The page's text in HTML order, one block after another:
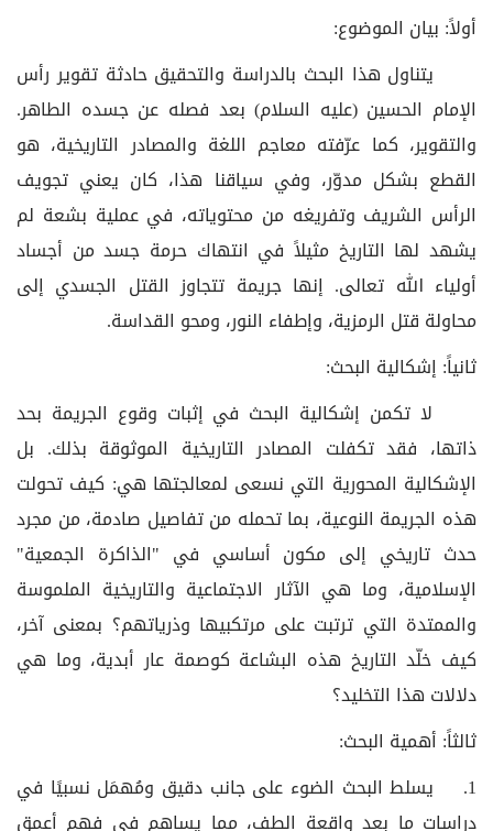
أولاً: بيان الموضوع:
يتناول هذا البحث بالدراسة والتحقيق حادثة تقوير رأس
الإمام الحسين (عليه السلام) بعد فصله عن جسده الطاهر.
والتقوير، كما عرّفته معاجم اللغة والمصادر التاريخية، هو
القطع بشكل مدوّر، وفي سياقنا هذا، كان يعني تجويف
الرأس الشريف وتفريغه من محتوياته، في عملية بشعة لم
يشهد لها التاريخ مثيلاً في انتهاك حرمة جسد من أجساد
أولياء الله تعالى. إنها جريمة تتجاوز القتل الجسدي إلى
محاولة قتل الرمزية، وإطفاء النور، ومحو القداسة.
ثانياً: إشكالية البحث:
لا تكمن إشكالية البحث في إثبات وقوع الجريمة بحد
ذاتها، فقد تكفلت المصادر التاريخية الموثوقة بذلك. بل
الإشكالية المحورية التي نسعى لمعالجتها هي: كيف تحولت
هذه الجريمة النوعية، بما تحمله من تفاصيل صادمة، من مجرد
حدث تاريخي إلى مكون أساسي في "الذاكرة الجمعية"
الإسلامية، وما هي الآثار الاجتماعية والتاريخية الملموسة
والممتدة التي ترتبت على مرتكبيها وذرياتهم؟ بمعنى آخر،
كيف خلّد التاريخ هذه البشاعة كوصمة عار أبدية، وما هي
دلالات هذا التخليد؟
ثالثاً: أهمية البحث:
1. يسلط البحث الضوء على جانب دقيق ومُهمَل نسبيًا في
دراسات ما بعد واقعة الطف، مما يساهم في فهم أعمق